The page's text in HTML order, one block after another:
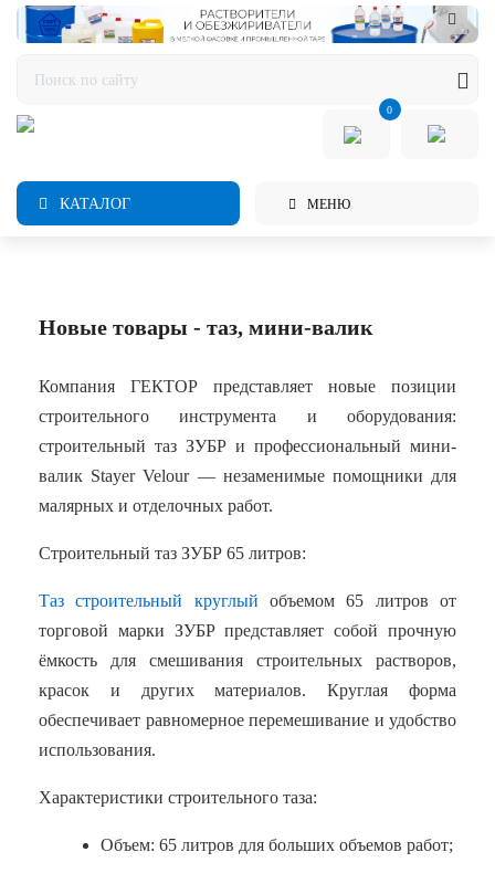
0
КАТАЛОГ МЕНЮ
Новые товары - таз, мини-валик
Компания ГЕКТОР представляет новые позиции
строительного инструмента и оборудования:
строительный таз ЗУБР и профессиональный мини-
валик Stayer Velour — незаменимые помощники для
малярных и отделочных работ.
Строительный таз ЗУБР 65 литров:
Таз строительный круглый объемом 65 литров от
торговой марки ЗУБР представляет собой прочную
ёмкость для смешивания строительных растворов,
красок и других материалов. Круглая форма
обеспечивает равномерное перемешивание и удобство
использования.
Характеристики строительного таза:
Объем: 65 литров для больших объемов работ;